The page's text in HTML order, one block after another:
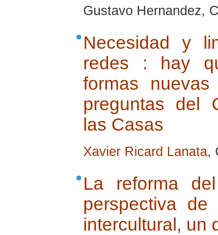
Gustavo Hernandez,
Necesidad y
redes : hay
formas
preguntas del
las Casas
Xavier Ricard Lanata,
La reforma
perspectiva
intercultural, un